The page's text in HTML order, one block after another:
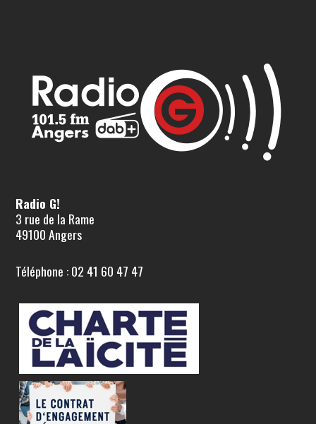
Radio G!
3 rue de la Rame
49100 Angers
Téléphone : 02 41 60 47 47